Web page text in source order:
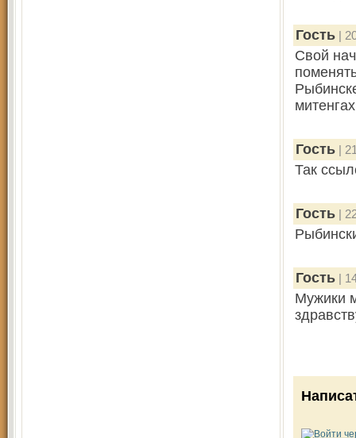
Гость |
Свой
Гость |
Так
Гость |
Гость |
Мужики